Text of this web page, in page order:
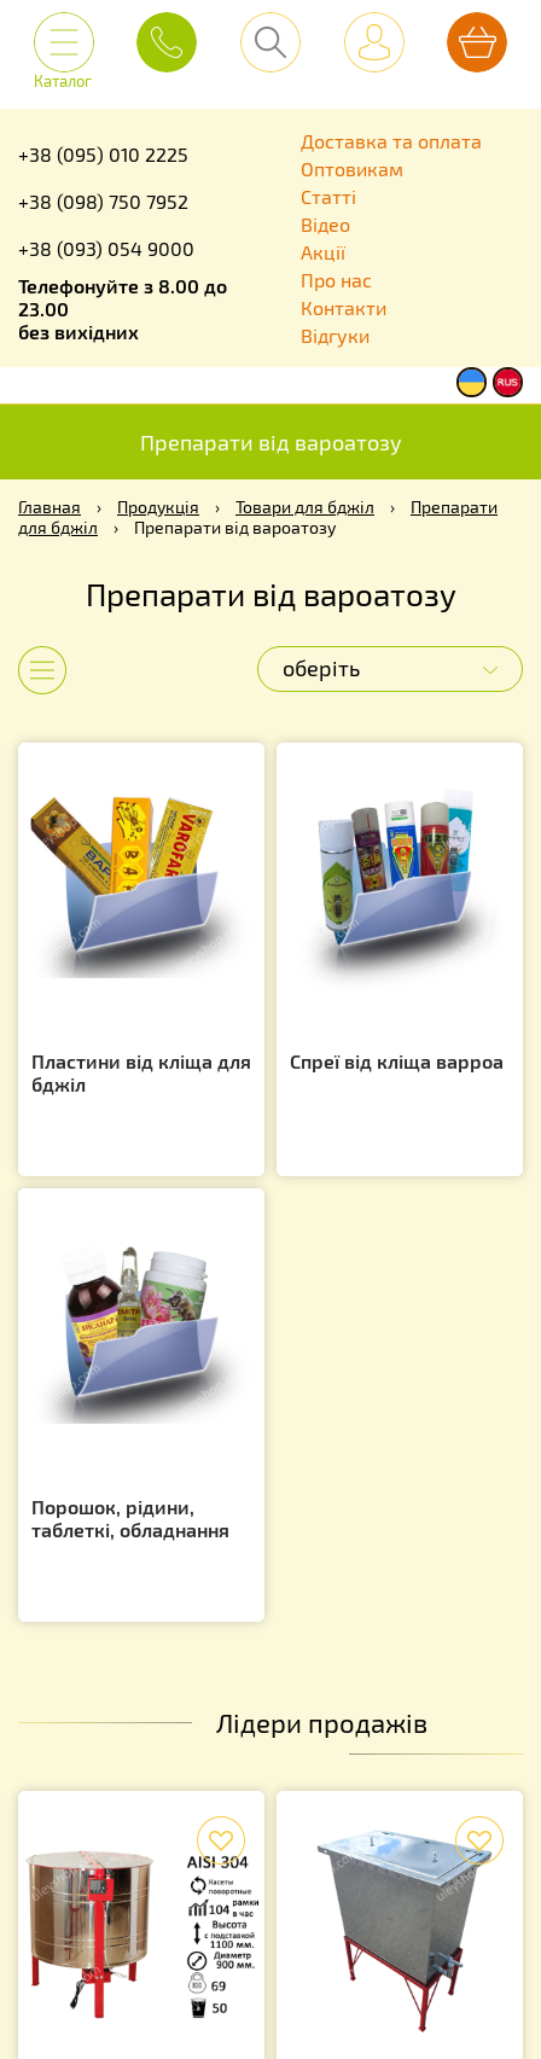
Каталог
+38 (095) 010 2225
+38 (098) 750 7952
+38 (093) 054 9000
Телефонуйте з 8.00 до
23.00
без вихідних
Доставка та оплата
Оптовикам
Статті
Відео
Акції
Про нас
Контакти
Відгуки
Препарати від вароатозу
Главная › Продукція › Товари для бджіл ›
Препарати
для бджіл
› Препарати від вароатозу
Препарати від вароатозу
оберіть
Пластини від кліща для
бджіл
Спреї від кліща варроа
Порошок, рідини,
таблеткі, обладнання
Лідери продажів